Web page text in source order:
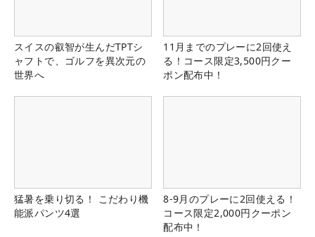
スイスの叡智が生んだTPTシ
ャフトで、ゴルフを異次元の
世界へ
11月までのプレーに2回使え
る！コース限定3,500円クー
ポン配布中！
猛暑を乗り切る！ こだわり機
能派パンツ4選
8-9月のプレーに2回使える！
コース限定2,000円クーポン
配布中！